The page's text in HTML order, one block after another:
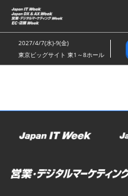
ス
キ
ッ
し
む
2027/4/7(水)-9(金)
東京ビッグサイト 東1～8ホール